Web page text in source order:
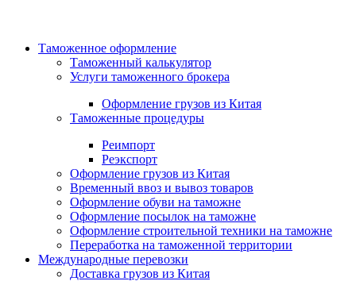
Таможенное оформление
Таможенный калькулятор
Услуги таможенного брокера
Оформление грузов из Китая
Таможенные процедуры
Реимпорт
Реэкспорт
Оформление грузов из Китая
Временный ввоз и вывоз товаров
Оформление обуви на таможне
Оформление посылок на таможне
Оформление строительной техники на таможне
Переработка на таможенной территории
Международные перевозки
Доставка грузов из Китая